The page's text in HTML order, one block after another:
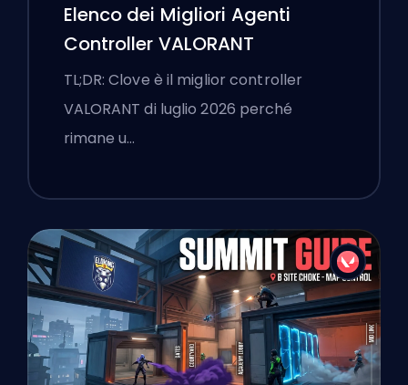
Elenco dei Migliori Agenti
Controller VALORANT
TL;DR: Clove è il miglior controller
VALORANT di luglio 2026 perché
rimane u…